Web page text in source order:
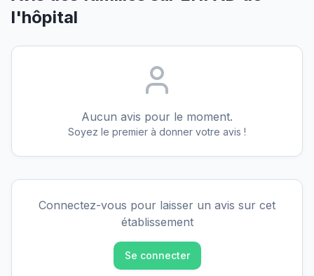
l'hôpital
Aucun avis pour le moment.
Soyez le premier à donner votre avis !
Connectez-vous pour laisser un avis sur cet
établissement
Se connecter